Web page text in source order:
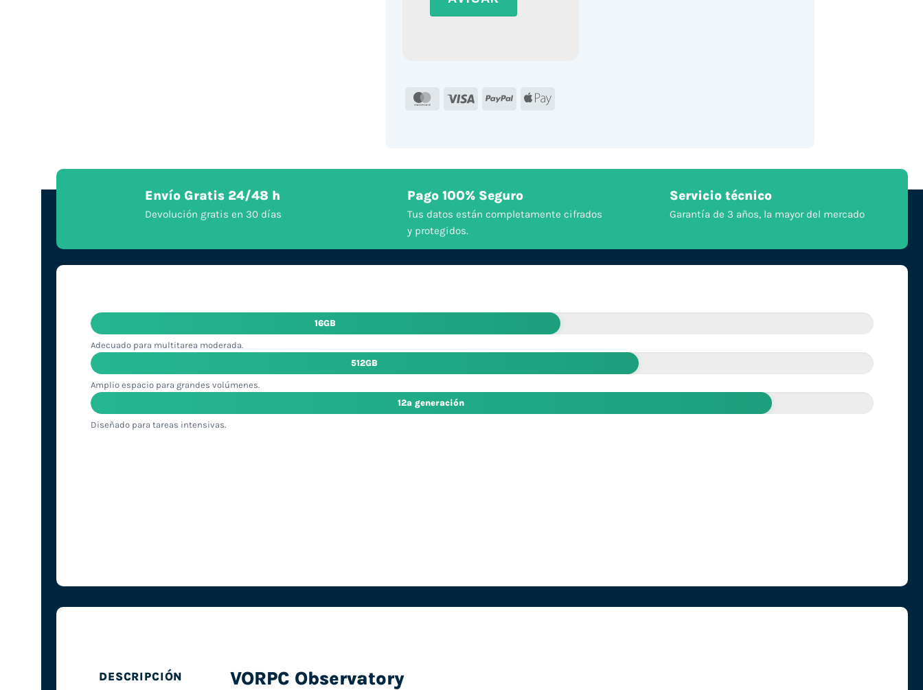
MasterCard
Visa PayPal Apple
Envío Gratis 24/48 h
Devolución gratis en 30 días
Pago 100% Seguro
Tus datos están completamente cifrados
y protegidos.
Servicio técnico
Garantía de 3 años, la mayor del mercado
16GB
Adecuado para multitarea moderada.
512GB
Amplio espacio para grandes volúmenes.
12ª generación
Diseñado para tareas intensivas.
DESCRIPCIÓN VORPC Observatory